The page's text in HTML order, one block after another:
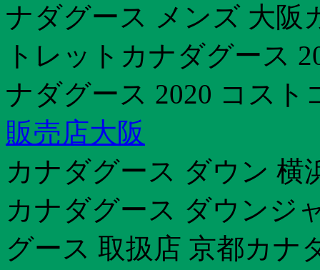
ナダグース メンズ 大阪
トレットカナダグース
ナダグース 2020 コスト
販売店大阪
カナダグース ダウン 横
カナダグース ダウンジ
グース 取扱店 京都カナ